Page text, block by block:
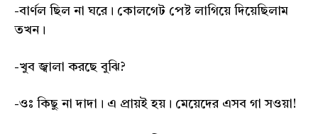
-বার্ণল ছিল না ঘরে। কোলগেট পেষ্ট লাগিয়ে দিয়েছিলাম
তখন।
-খুব জ্বালা করছে বুঝি?
-ওঃ কিছু না দাদা। এ প্রায়ই হয়। মেয়েদের এসব গা সওয়া!